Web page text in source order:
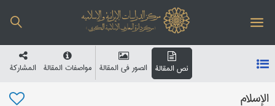
نص المقالة الصور في المقالة مواصفات المقالة المشارکة
الإسلام